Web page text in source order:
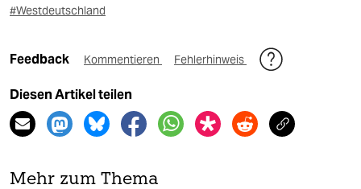
#Westdeutschland
Feedback Kommentieren Fehlerhinweis
Diesen Artikel teilen
Mehr zum Thema